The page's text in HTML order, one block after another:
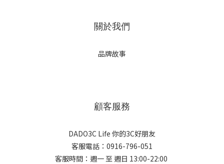
關於我們
品牌故事
顧客服務
DADO3C Life 你的3C好朋友
客服電話：0916-796-051
客服時間：週一 至 週日 13:00-22:00